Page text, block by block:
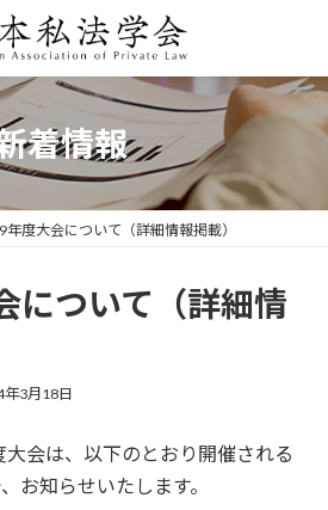
着情報
年度大会について（詳細情報掲載）
について（詳細情
年3月18日
会は、以下のとおり開催される
お知らせいたします。